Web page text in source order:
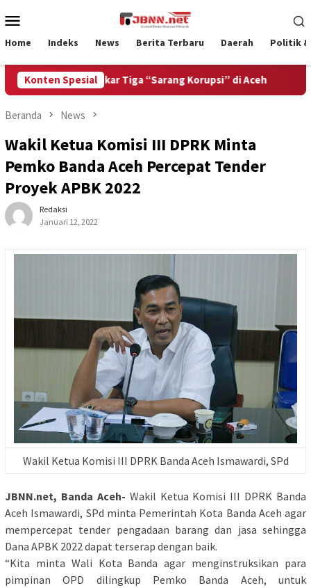
ke
Mobile
Home Indeks News Berita Terbaru Daerah Politik &
Konten Spesial
Bongkar Tiga “Sarang Korupsi” di Aceh
Beranda News
Wakil Ketua Komisi III DPRK Minta
Pemko Banda Aceh Percepat Tender
Proyek APBK 2022
Redaksi
Januari 12, 2022
Wakil Ketua Komisi III DPRK Banda Aceh Ismawardi, SPd
JBNN.net, Banda Aceh- Wakil Ketua Komisi III DPRK Banda
Aceh Ismawardi, SPd minta Pemerintah Kota Banda Aceh agar
mempercepat tender pengadaan barang dan jasa sehingga
Dana APBK 2022 dapat terserap dengan baik.
“Kita minta Wali Kota Banda agar menginstruksikan para
pimpinan OPD dilingkup Pemko Banda Aceh, untuk